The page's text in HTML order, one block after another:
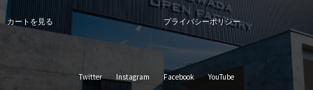
カートを見る プライバシーポリシー
Twitter Instagram Facebook YouTube